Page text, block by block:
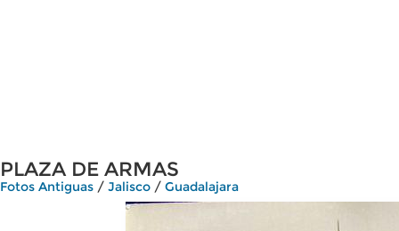
PLAZA DE ARMAS
Fotos Antiguas / Jalisco / Guadalajara